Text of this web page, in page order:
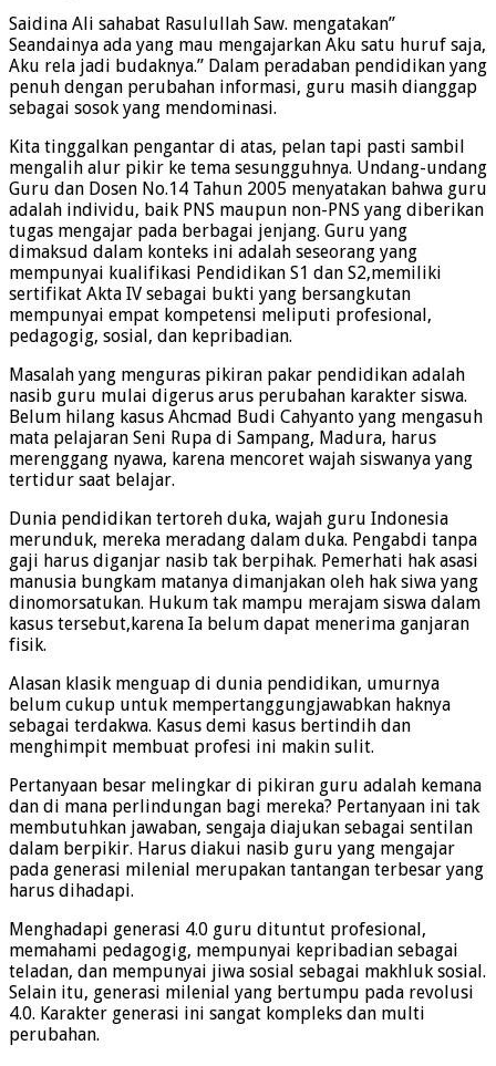
Saidina Ali sahabat Rasulullah Saw. mengatakan”
Seandainya ada yang mau mengajarkan Aku satu huruf saja,
Aku rela jadi budaknya.” Dalam peradaban pendidikan yang
penuh dengan perubahan informasi, guru masih dianggap
sebagai sosok yang mendominasi.
Kita tinggalkan pengantar di atas, pelan tapi pasti sambil
mengalih alur pikir ke tema sesungguhnya. Undang-undang
Guru dan Dosen No.14 Tahun 2005 menyatakan bahwa guru
adalah individu, baik PNS maupun non-PNS yang diberikan
tugas mengajar pada berbagai jenjang. Guru yang
dimaksud dalam konteks ini adalah seseorang yang
mempunyai kualifikasi Pendidikan S1 dan S2,memiliki
sertifikat Akta IV sebagai bukti yang bersangkutan
mempunyai empat kompetensi meliputi profesional,
pedagogig, sosial, dan kepribadian.
Masalah yang menguras pikiran pakar pendidikan adalah
nasib guru mulai digerus arus perubahan karakter siswa.
Belum hilang kasus Ahcmad Budi Cahyanto yang mengasuh
mata pelajaran Seni Rupa di Sampang, Madura, harus
merenggang nyawa, karena mencoret wajah siswanya yang
tertidur saat belajar.
Dunia pendidikan tertoreh duka, wajah guru Indonesia
merunduk, mereka meradang dalam duka. Pengabdi tanpa
gaji harus diganjar nasib tak berpihak. Pemerhati hak asasi
manusia bungkam matanya dimanjakan oleh hak siwa yang
dinomorsatukan. Hukum tak mampu merajam siswa dalam
kasus tersebut,karena Ia belum dapat menerima ganjaran
fisik.
Alasan klasik menguap di dunia pendidikan, umurnya
belum cukup untuk mempertanggungjawabkan haknya
sebagai terdakwa. Kasus demi kasus bertindih dan
menghimpit membuat profesi ini makin sulit.
Pertanyaan besar melingkar di pikiran guru adalah kemana
dan di mana perlindungan bagi mereka? Pertanyaan ini tak
membutuhkan jawaban, sengaja diajukan sebagai sentilan
dalam berpikir. Harus diakui nasib guru yang mengajar
pada generasi milenial merupakan tantangan terbesar yang
harus dihadapi.
Menghadapi generasi 4.0 guru dituntut profesional,
memahami pedagogig, mempunyai kepribadian sebagai
teladan, dan mempunyai jiwa sosial sebagai makhluk sosial.
Selain itu, generasi milenial yang bertumpu pada revolusi
4.0. Karakter generasi ini sangat kompleks dan multi
perubahan.